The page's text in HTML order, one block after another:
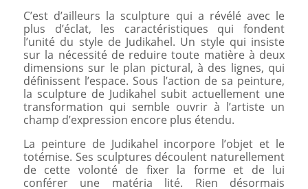
C’est d’ailleurs la sculpture qui a révélé avec le
plus d’éclat, les caractéristiques qui fondent
l’unité du style de Judikahel. Un style qui insiste
sur la nécessité de reduire toute matière à deux
dimensions sur le plan pictural, à des lignes, qui
définissent l’espace. Sous l’action de sa peinture,
la sculpture de Judikahel subit actuellement une
transformation qui semble ouvrir à l’artiste un
champ d’expression encore plus étendu.
La peinture de Judikahel incorpore l’objet et le
totémise. Ses sculptures découlent naturellement
de cette volonté de fixer la forme et de lui
conférer une matéria lité. Rien désormais